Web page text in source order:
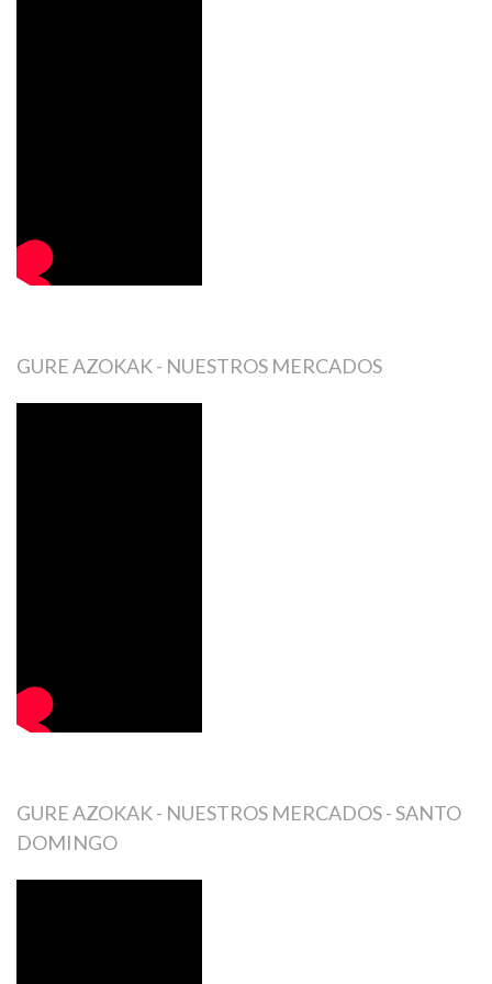
GURE AZOKAK - NUESTROS MERCADOS
GURE AZOKAK - NUESTROS MERCADOS - SANTO
DOMINGO